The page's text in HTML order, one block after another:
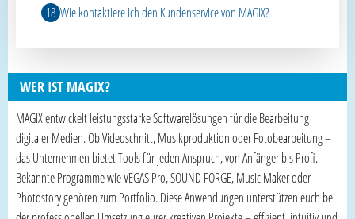
Wie kontaktiere ich den Kundenservice von MAGIX?
WER IST MAGIX?
MAGIX entwickelt leistungsstarke Softwarelösungen für die Bearbeitung
digitaler Medien. Ob Videoschnitt, Musikproduktion oder Fotobearbeitung –
das Unternehmen bietet Tools für jeden Anspruch, von Anfänger bis Profi.
Bekannte Programme wie VEGAS Pro, SOUND FORGE, Music Maker oder
Photostory gehören zum Portfolio. Diese Anwendungen unterstützen euch bei